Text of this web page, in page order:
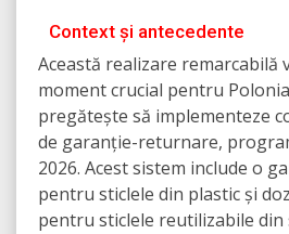
Context și antecedente
Această realizare remarcabilă
moment crucial pentru
pregătește să implementeze
de garanție-returnare,
2026. Acest sistem include o
pentru sticlele din plastic și
pentru sticlele reutilizabile din